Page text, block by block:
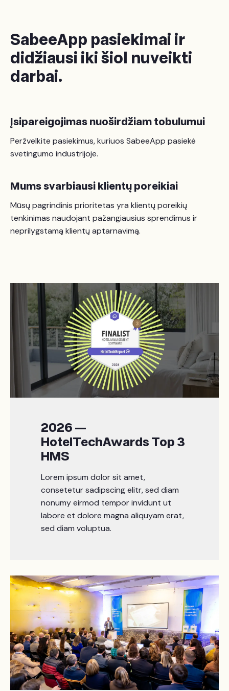
SabeeApp pasiekimai ir
didžiausi iki šiol nuveikti
darbai.
Įsipareigojimas nuoširdžiam tobulumui
Peržvelkite pasiekimus, kuriuos SabeeApp pasiekė
svetingumo industrijoje.
Mums svarbiausi klientų poreikiai
Mūsų pagrindinis prioritetas yra klientų poreikių
tenkinimas naudojant pažangiausius sprendimus ir
neprilygstamą klientų aptarnavimą.
2026 —
HotelTechAwards Top 3
HMS
Lorem ipsum dolor sit amet,
consetetur sadipscing elitr, sed diam
nonumy eirmod tempor invidunt ut
labore et dolore magna aliquyam erat,
sed diam voluptua.